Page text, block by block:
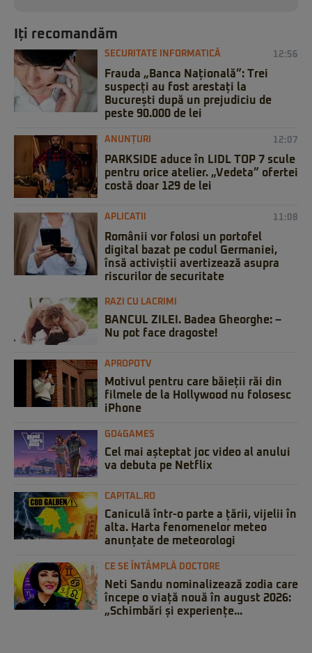
Iți recomandăm
SECURITATE INFORMATICĂ 12:56
Frauda „Banca Națională”: Trei
suspecți au fost arestați la
București după un prejudiciu de
peste 90.000 de lei
ANUNȚURI 12:07
PARKSIDE aduce în LIDL TOP 7 scule
pentru orice atelier. „Vedeta” ofertei
costă doar 129 de lei
APLICATII 11:08
Românii vor folosi un portofel
digital bazat pe codul Germaniei,
însă activiștii avertizează asupra
riscurilor de securitate
RAZI CU LACRIMI
BANCUL ZILEI. Badea Gheorghe: –
Nu pot face dragoste!
APROPOTV
Motivul pentru care băieții răi din
filmele de la Hollywood nu folosesc
iPhone
GO4GAMES
Cel mai așteptat joc video al anului
va debuta pe Netflix
CAPITAL.RO
Caniculă într-o parte a țării, vijelii în
alta. Harta fenomenelor meteo
anunțate de meteorologi
CE SE ÎNTÂMPLĂ DOCTORE
Neti Sandu nominalizează zodia care
începe o viață nouă în august 2026:
„Schimbări și experiențe...